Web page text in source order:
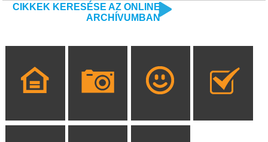
CIKKEK KERESÉSE AZ ONLINE
ARCHÍVUMBAN